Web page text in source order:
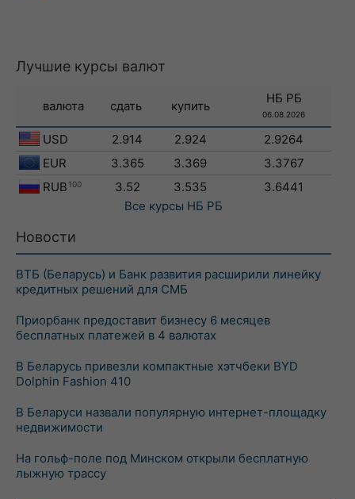
Лучшие курсы валют
валюта сдать купить
НБ РБ
06.08.2026
USD 2.914 2.924
2.9264
EUR
3.365 3.369
3.3767
RUB 100 3.52 3.535
3.6441
Все курсы НБ РБ
Новости
ВТБ (Беларусь) и Банк развития расширили линейку
кредитных решений для СМБ
Приорбанк предоставит бизнесу 6 месяцев
бесплатных платежей в 4 валютах
В Беларусь привезли компактные хэтчбеки BYD
Dolphin Fashion 410
В Беларуси назвали популярную интернет-площадку
недвижимости
На гольф-поле под Минском открыли бесплатную
лыжную трассу